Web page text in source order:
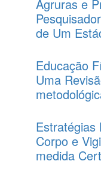
Agruras e
de Um
Educação
Uma
Estratégias
Corpo e
medida